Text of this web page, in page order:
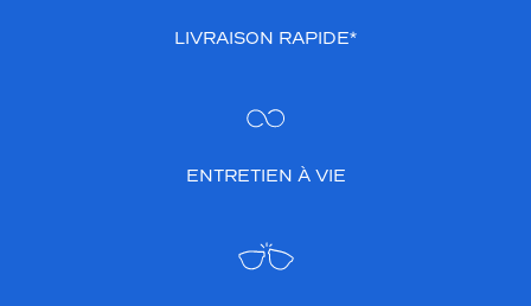
LIVRAISON RAPIDE*
ENTRETIEN À VIE